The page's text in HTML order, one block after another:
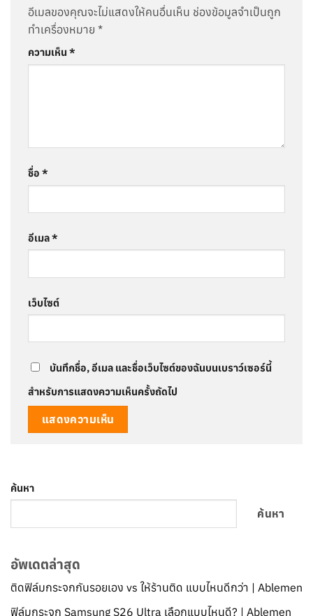
ค้นหา
ค้นหา
อัพเดตล่าสุด
ติดฟิล์มกระจกกันรอยเอง vs ให้ร้านติด แบบไหนดีกว่า | Ablemen
ฟิล์มกระจก Samsung S26 Ultra เลือกแบบไหนดี? | Ablemen
อีเมลของคุณจะไม่แสดงให้คนอื่นเห็น ช่องข้อมูลจำเป็นถูก
ทำเครื่องหมาย *
ความเห็น *
ชื่อ *
อีเมล*
เว็บไซต์
บันทึกชื่อ, อีเมล และชื่อเว็บไซต์ของฉันบนเบราว์เซอร์นี้
สำหรับการแสดงความเห็นครั้งถัดไป